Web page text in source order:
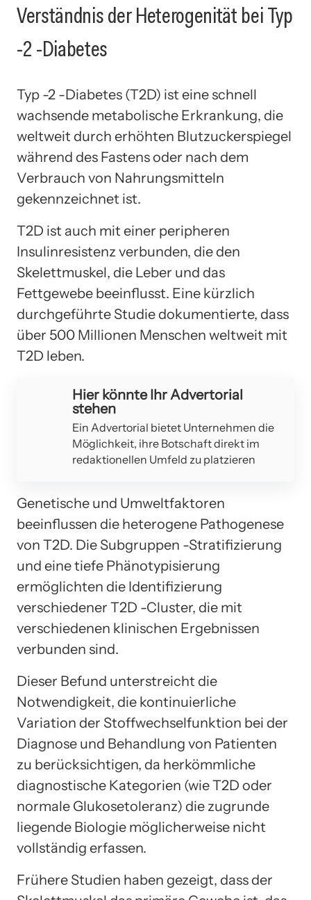
Verständnis der Heterogenität bei Typ
-2 -Diabetes
Typ -2 -Diabetes (T2D) ist eine schnell
wachsende metabolische Erkrankung, die
weltweit durch erhöhten Blutzuckerspiegel
während des Fastens oder nach dem
Verbrauch von Nahrungsmitteln
gekennzeichnet ist.
T2D ist auch mit einer peripheren
Insulinresistenz verbunden, die den
Skelettmuskel, die Leber und das
Fettgewebe beeinflusst. Eine kürzlich
durchgeführte Studie dokumentierte, dass
über 500 Millionen Menschen weltweit mit
T2D leben.
Hier könnte Ihr Advertorial
stehen
Ein Advertorial bietet Unternehmen die
Möglichkeit, ihre Botschaft direkt im
redaktionellen Umfeld zu platzieren
Genetische und Umweltfaktoren
beeinflussen die heterogene Pathogenese
von T2D. Die Subgruppen -Stratifizierung
und eine tiefe Phänotypisierung
ermöglichten die Identifizierung
verschiedener T2D -Cluster, die mit
verschiedenen klinischen Ergebnissen
verbunden sind.
Dieser Befund unterstreicht die
Notwendigkeit, die kontinuierliche
Variation der Stoffwechselfunktion bei der
Diagnose und Behandlung von Patienten
zu berücksichtigen, da herkömmliche
diagnostische Kategorien (wie T2D oder
normale Glukosetoleranz) die zugrunde
liegende Biologie möglicherweise nicht
vollständig erfassen.
Frühere Studien haben gezeigt, dass der